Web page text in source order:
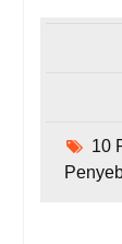
10